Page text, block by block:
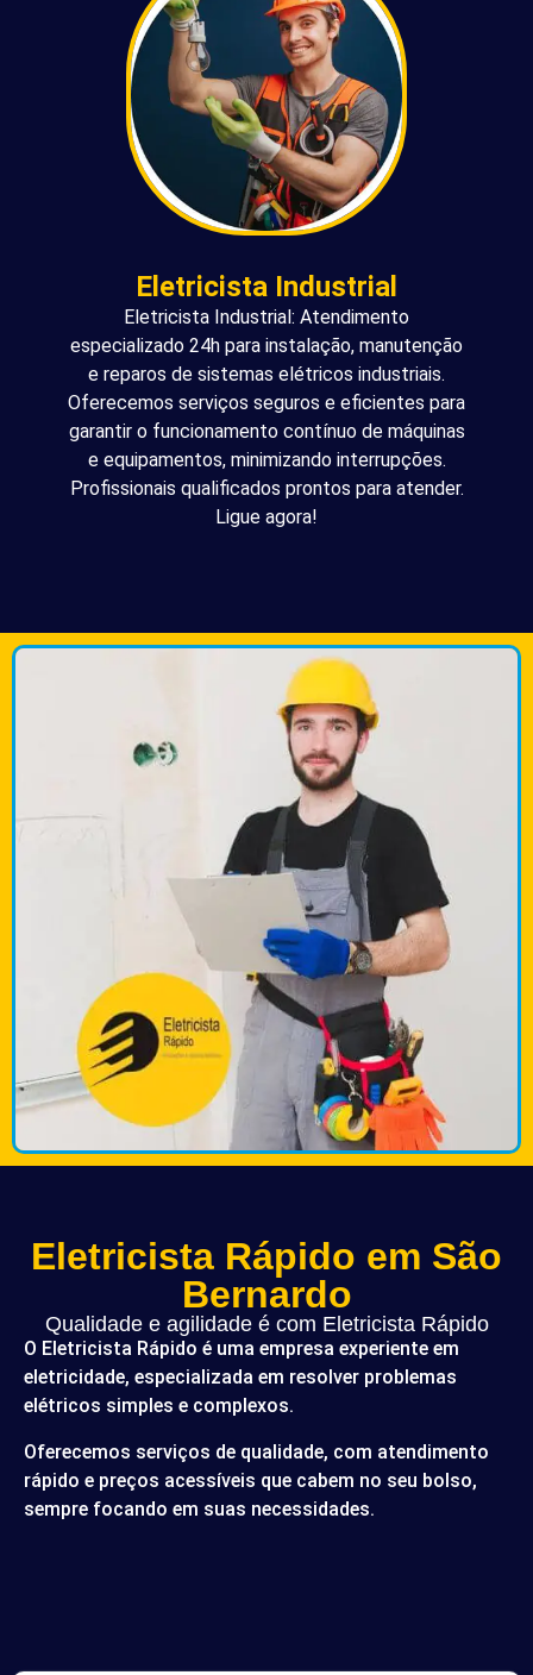
Eletricista Industrial
Eletricista Industrial: Atendimento
especializado 24h para instalação, manutenção
e reparos de sistemas elétricos industriais.
Oferecemos serviços seguros e eficientes para
garantir o funcionamento contínuo de máquinas
e equipamentos, minimizando interrupções.
Profissionais qualificados prontos para atender.
Ligue agora!
Eletricista Rápido em São
Bernardo
Qualidade e agilidade é com Eletricista Rápido
O Eletricista Rápido é uma empresa experiente em
eletricidade, especializada em resolver problemas
elétricos simples e complexos.
Oferecemos serviços de qualidade, com atendimento
rápido e preços acessíveis que cabem no seu bolso,
sempre focando em suas necessidades.